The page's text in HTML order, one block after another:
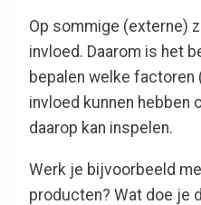
Op sommige (externe)
invloed. Daarom is het
bepalen welke
invloed kunnen hebben
daarop kan inspelen.
Werk je bijvoorbeeld
producten? Wat doe je